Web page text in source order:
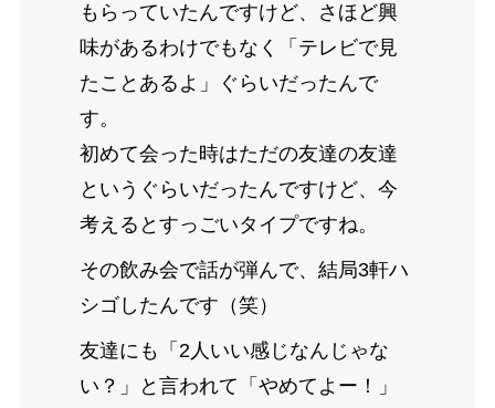
もらっていたんですけど、さほど興
味があるわけでもなく「テレビで見
たことあるよ」ぐらいだったんで
す。
初めて会った時はただの友達の友達
というぐらいだったんですけど、今
考えるとすっごいタイプですね。
その飲み会で話が弾んで、結局3軒ハ
シゴしたんです（笑）
友達にも「2人いい感じなんじゃな
い？」と言われて「やめてよー！」